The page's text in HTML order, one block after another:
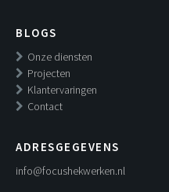
BLOGS
Onze diensten
Projecten
Klantervaringen
Contact
ADRESGEGEVENS
info@focushekwerken.nl